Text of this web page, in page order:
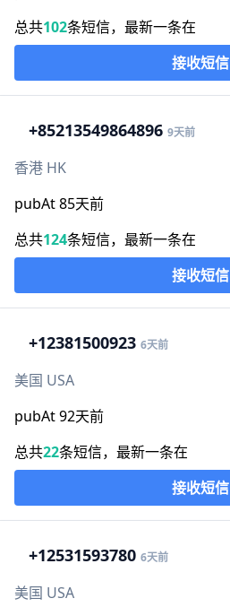
总共102条短信，最新一条在
接收短信
+85213549864896 9天前
香港 HK
pubAt 85天前
总共124条短信，最新一条在
接收短信
+12381500923 6天前
美国 USA
pubAt 92天前
总共22条短信，最新一条在
接收短信
+12531593780 6天前
美国 USA